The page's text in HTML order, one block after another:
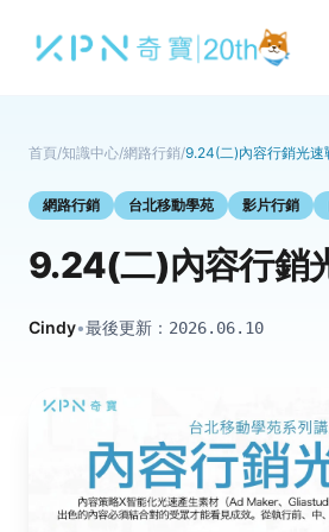
首頁/知識中心/網路行銷/9.24(二)內容行銷光速
網路行銷 台北移動學苑 影片行銷
9.24(二)內容行銷
Cindy•最後更新： 2026.06.10